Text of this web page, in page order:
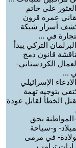
العثور على خاتم
عمره قرون
أسرار شبكة
في ...
البرلمان التركي يبدأ
قانون دمج
الكردستاني-
...
الادعاء الإسرائيلي
بتوجيه تهمة
الخطأ لقاتل عودة
-المواطنة بحق
و-سياحة
في مرمى
ترامب ...